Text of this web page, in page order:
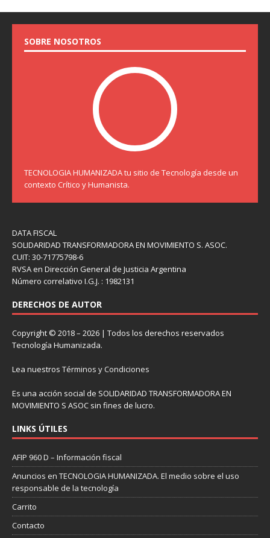
SOBRE NOSOTROS
TECNOLOGIA HUMANIZADA tu sitio de Tecnología desde un
contexto Crítico y Humanista.
DATA FISCAL
SOLIDARIDAD TRANSFORMADORA EN MOVIMIENTO S. ASOC.
CUIT: 30-71775798-6
RVSA en Dirección General de Justicia Argentina
Número correlativo I.G.J. : 1982131
DERECHOS DE AUTOR
Copyright © 2018 – 2026 | Todos los derechos reservados
Tecnología Humanizada.
Lea nuestros Términos y Condiciones
Es una acción social de SOLIDARIDAD TRANSFORMADORA EN
MOVIMIENTO S ASOC sin fines de lucro.
LINKS ÚTILES
AFIP 960 D – Información fiscal
Anuncios en TECNOLOGIA HUMANIZADA. El medio sobre el uso
responsable de la tecnología
Carrito
Contacto